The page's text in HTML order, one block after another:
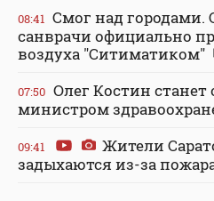
08:41 Смог над городами.
санврачи официально
воздуха "Ситиматиком"
07:50 Олег Костин
министром
09:41
Жители
задыхаются из-за